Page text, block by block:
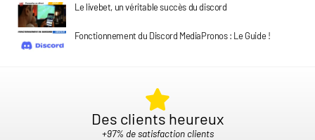
Le livebet, un véritable succès du discord
Fonctionnement du Discord MediaPronos : Le Guide !
Des clients heureux​
+97% de satisfaction clients